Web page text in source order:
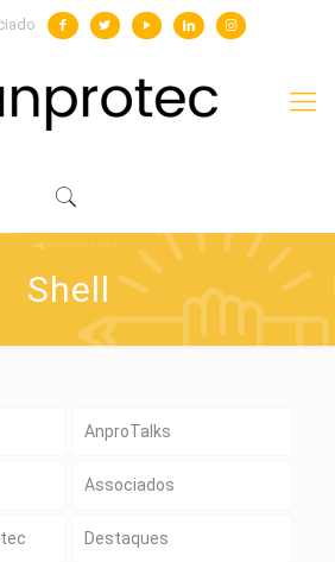
Shell
AnproTalks
Associados
Destaques